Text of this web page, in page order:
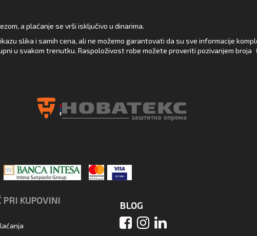
a plaćanje se vrši isključivo u dinarima.
slika i samih cena, ali ne možemo garantovati da su sve informacije
u svakom trenutku. Raspoloživost robe možete proveriti pozivanjem broja
PRI KUPOVINI BLOG